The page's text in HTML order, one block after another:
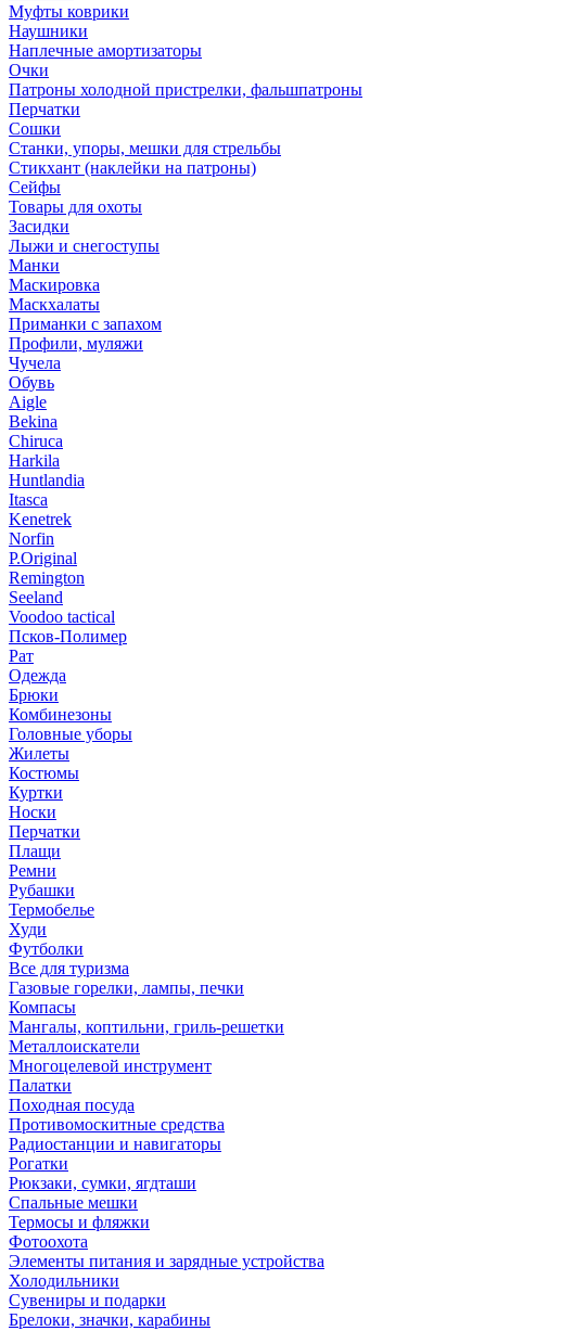
Муфты коврики
Наушники
Наплечные амортизаторы
Очки
Патроны холодной пристрелки, фальшпатроны
Перчатки
Сошки
Станки, упоры, мешки для стрельбы
Стикхант (наклейки на патроны)
Сейфы
Товары для охоты
Засидки
Лыжи и снегоступы
Манки
Маскировка
Маскхалаты
Приманки с запахом
Профили, муляжи
Чучела
Обувь
Aigle
Bekina
Chiruсa
Harkila
Huntlandia
Itasca
Kenetrek
Norfin
P.Original
Remington
Seeland
Voodoo tactical
Псков-Полимер
Рат
Одежда
Брюки
Комбинезоны
Головные уборы
Жилеты
Костюмы
Куртки
Носки
Перчатки
Плащи
Ремни
Рубашки
Термобелье
Худи
Футболки
Все для туризма
Газовые горелки, лампы, печки
Компасы
Мангалы, коптильни, гриль-решетки
Металлоискатели
Многоцелевой инструмент
Палатки
Походная посуда
Противомоскитные средства
Радиостанции и навигаторы
Рогатки
Рюкзаки, сумки, ягдташи
Спальные мешки
Термосы и фляжки
Фотоохота
Элементы питания и зарядные устройства
Холодильники
Сувениры и подарки
Брелоки, значки, карабины